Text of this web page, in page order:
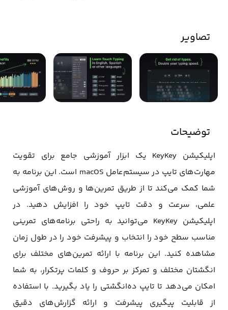
تصاویر
توضیحات
اپلیکیشن KeyKey یک ابزار آموزشی جامع برای تقویت
مهارت‌های تایپ در سیستم‌عامل macOS است. این برنامه به
شما کمک می‌کند تا از طریق تمرین‌ها و روش‌های آموزشی
علمی، سرعت و دقت تایپ خود را افزایش دهید. در
اپلیکیشن KeyKey می‌توانید به‌ راحتی برنامه‌های تمرینی
مناسب سطح خود را انتخاب و پیشرفت خود را در طول زمان
مشاهده کنید. این برنامه با ارائه تمرین‌های مختلف برای
انگشتان مختلف و تمرکز بر حروف و کلمات پرتکرار، به شما
امکان می‌دهد تا تایپ ده‌انگشتی را یاد بگیرید. با استفاده
از قابلیت پیگیری پیشرفت و ارائه گزارش‌های دقیق